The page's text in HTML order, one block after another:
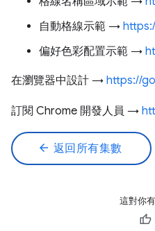
自動格線示範 →
偏好色彩配置示範 →
在瀏覽器中設計 → https://
訂閱 Chrome 開發人員 →
arrow_back 返回所有集數
這對你